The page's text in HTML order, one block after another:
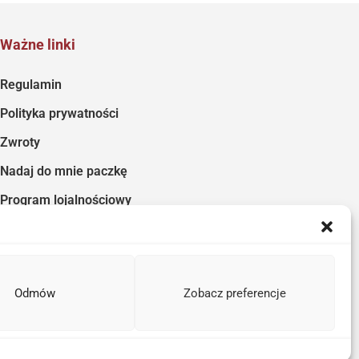
Odmów Zobacz preferencje
Ważne linki
Regulamin
Polityka prywatności
Zwroty
Nadaj do mnie paczkę
Program lojalnościowy